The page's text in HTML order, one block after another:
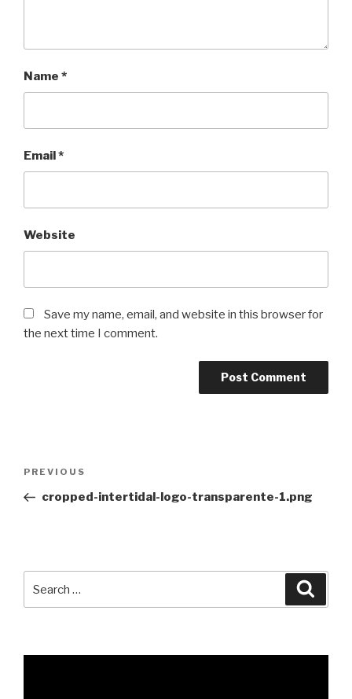
Name *
Email *
Website
Save my name, email, and website in this browser for
the next time I comment.
Previous
Post
PREVIOUS
cropped-intertidal-logo-transparente-1.png